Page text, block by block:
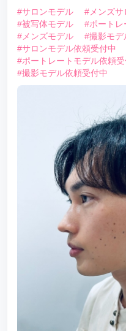
#サロンモデル
#メンズサ
#被写体モデル
#ポートレ
#メンズモデル
#撮影モデ
#サロンモデル依頼受付中
#ポートレートモデル依頼受
#撮影モデル依頼受付中